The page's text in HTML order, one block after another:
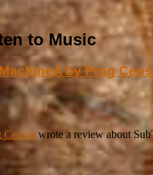
to Music
by Prog
Censor wrote a review about